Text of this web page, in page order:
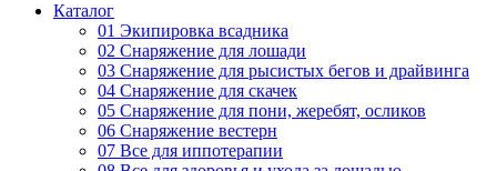
Каталог
01 Экипировка всадника
02 Снаряжение для лошади
03 Снаряжение для рысистых бегов и драйвинга
04 Снаряжение для скачек
05 Снаряжение для пони, жеребят, осликов
06 Снаряжение вестерн
07 Все для иппотерапии